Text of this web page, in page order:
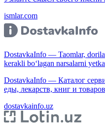
ismlar.com
DostavkaInfo — Taomlar,
kerakli bo‘lagan narsalarni
DostavkaInfo — Каталог
еды, лекарств, книг и
dostavkainfo.uz